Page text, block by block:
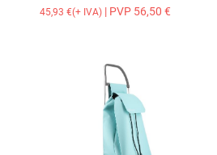
45,93 €(+ IVA) | PVP 56,50 €